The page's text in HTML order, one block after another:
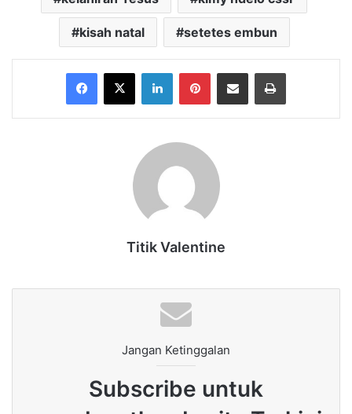
kisah natal setetes embun
Facebook
X LinkedInPinterestShare via Email Print
Titik Valentine
Jangan Ketinggalan
Subscribe untuk